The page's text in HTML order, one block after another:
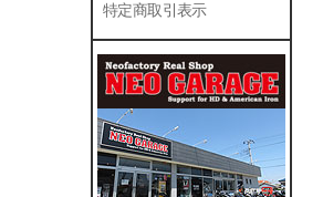
特定商取引表示